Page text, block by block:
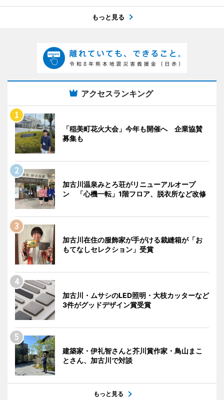
もっと見る
アクセスランキング
「稲美町花火大会」今年も開催へ 企業協賛
募集も
加古川温泉みとろ荘がリニューアルオープ
ン 「心機一転」1階フロア、脱衣所など改修
加古川在住の服飾家が手がける裁縫箱が「お
もてなしセレクション」受賞
加古川・ムサシのLED照明・大枝カッターなど
3件がグッドデザイン賞受賞
建築家・伊礼智さんと芥川賞作家・鳥山まこ
とさん、加古川で対談
もっと見る